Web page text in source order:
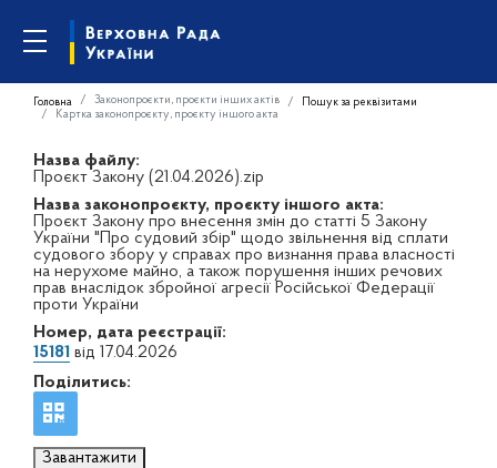
Головна Законопроєкти, проєкти інших актів
Пошук за реквізитами
Картка законопроєкту, проєкту іншого акта
Назва файлу:
Проєкт Закону (21.04.2026).zip
Назва законопроєкту, проєкту іншого акта:
Проєкт Закону про внесення змін до статті 5 Закону
України "Про судовий збір" щодо звільнення від сплати
судового збору у справах про визнання права власності
на нерухоме майно, а також порушення інших речових
прав внаслідок збройної агресії Російської Федерації
проти України
Номер, дата реєстрації:
15181 від 17.04.2026
Поділитись:
Завантажити